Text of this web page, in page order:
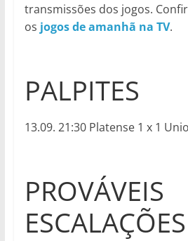
transmissões dos jogos.
os jogos de amanhã na TV.
PALPITES
13.09. 21:30 Platense 1 x 1
PROVÁVEIS
ESCALAÇÕES